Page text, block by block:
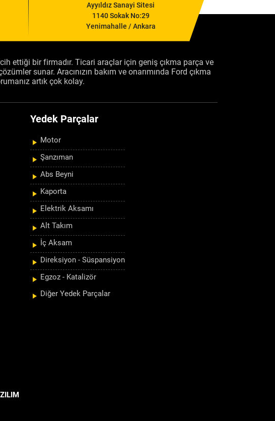
Ayyıldız Sanayi Sitesi
1140 Sokak No:29
Yenimahalle / Ankara
ettiği bir firmadır. Ticari araçlar için geniş çıkma parça ve
sunar. Aracınızın bakım ve onarımında Ford çıkma
artık çok kolay.
Yedek Parçalar
Motor
Şanzıman
Abs Beyni
Kaporta
Elektrik Aksamı
Alt Takım
İç Aksam
Direksiyon - Süspansiyon
Egzoz - Katalizör
Diğer Yedek Parçalar